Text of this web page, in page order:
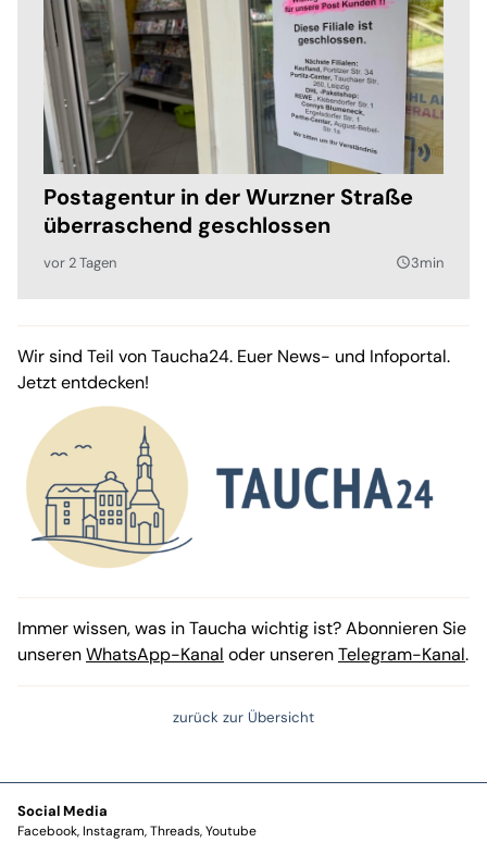
Postagentur in der Wurzner Straße
überraschend geschlossen
vor 2 Tagen query_builder3min
Wir sind Teil von Taucha24. Euer News- und Infoportal.
Jetzt entdecken!
Immer wissen, was in Taucha wichtig ist? Abonnieren Sie
unserenWhatsApp-Kanal oder unserenTelegram-Kanal.
zurück zur Übersicht
Social Media
Facebook Instagram Threads Youtube